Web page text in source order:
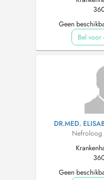
Geen
Bel voor
DR.MED.
Nefroloog
Geen